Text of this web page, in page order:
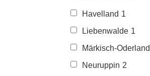
Havelland 1
Liebenwalde 1
Märkisch-Oderland
Neuruppin 2